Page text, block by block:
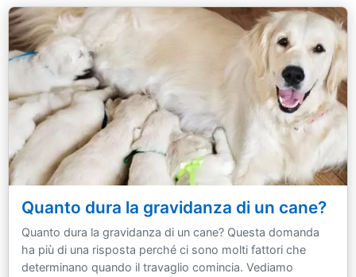
Quanto dura la gravidanza di un cane?
Quanto dura la gravidanza di un cane? Questa domanda
ha più di una risposta perché ci sono molti fattori che
determinano quando il travaglio comincia. Vediamo